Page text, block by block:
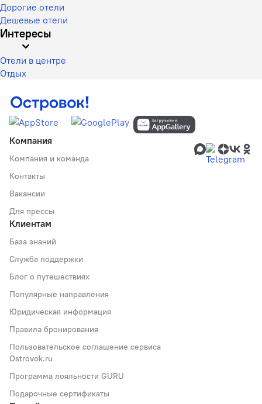
Дорогие отели
Дешевые отели
Интересы
Отели в центре
Отдых
Компания
Компания и команда
Контакты
Вакансии
Для прессы
Клиентам
База знаний
Служба поддержки
Блог о путешествиях
Популярные направления
Юридическая информация
Правила бронирования
Пользовательское соглашение сервиса
Ostrovok.ru
Программа лояльности GURU
Подарочные сертификаты